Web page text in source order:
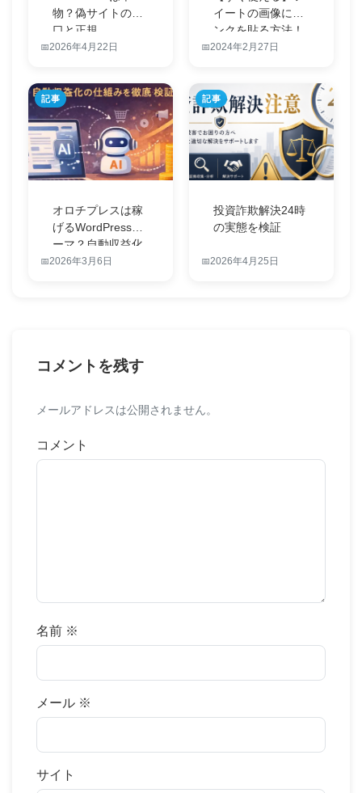
物？偽サイトの手
口と正規
BTCBOX…
2026年4月22日
イートの画像にリ
ンクを貼る方法！
最新情報を公…
2024年2月27日
記事
オロチプレスは稼
げるWordPressテ
ーマ？自動収益化
の仕…
2026年3月6日
記事
投資詐欺解決24時
の実態を検証
2026年4月25日
コメントを残す
メールアドレスは公開されません。
コメント
名前 ※
メール ※
サイト